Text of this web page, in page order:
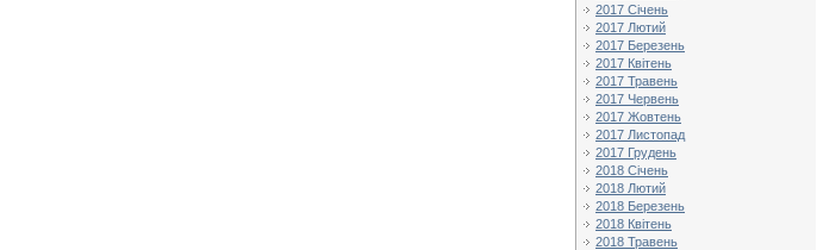
2017 Січень
2017 Лютий
2017 Березень
2017 Квітень
2017 Травень
2017 Червень
2017 Жовтень
2017 Листопад
2017 Грудень
2018 Січень
2018 Лютий
2018 Березень
2018 Квітень
2018 Травень